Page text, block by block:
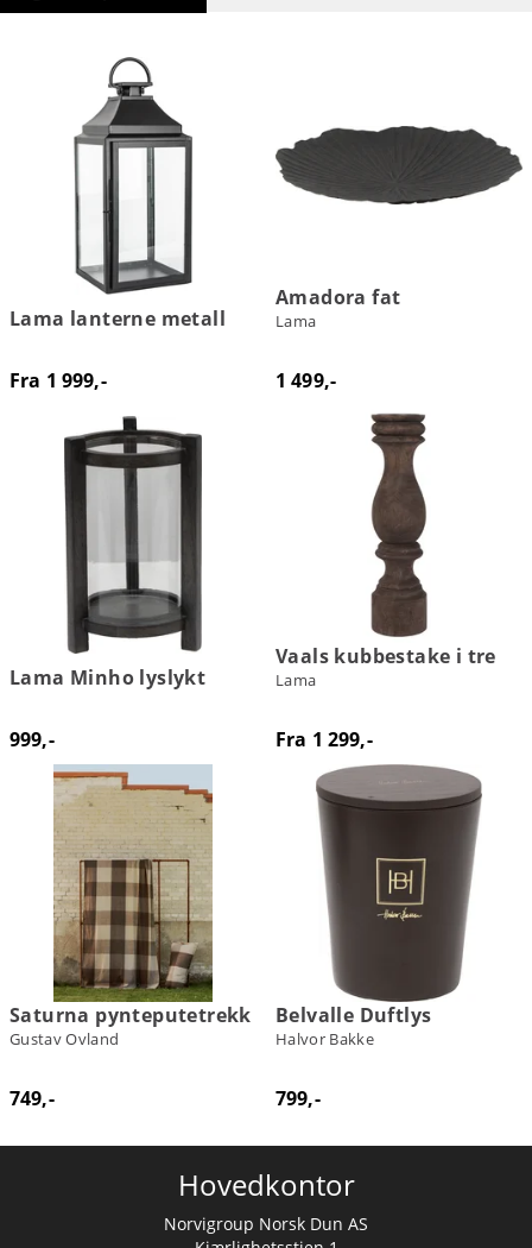
Lama lanterne metall
Fra 1 999,-
Amadora fat
Lama
1 499,-
Lama Minho lyslykt
999,-
Vaals kubbestake i tre
Lama
Fra 1 299,-
Saturna pynteputetrekk
Gustav Ovland
749,-
Belvalle Duftlys
Halvor Bakke
799,-
Hovedkontor
Norvigroup Norsk Dun AS